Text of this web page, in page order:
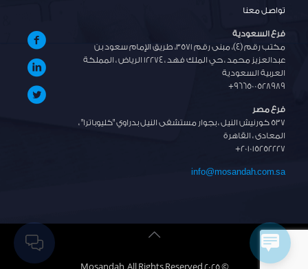
تواصل معنا
فرع السعودية
مكتب رقم (4)، مبنى رقم 3571، طريق الإمام سعود بن
عبدالعزيز محمد ، حي الملك فهد ، 12274 الرياض ، المملكة
العربية السعودية
+966500528989
فرع مصر
537 كورنيش النيل ، بجوار مستشفى النيل بدراوي "كليوباترا" ،
المعادى ، القاهرة
+201015252227
info@mosandah.com.sa
© 2025 Mosandah. All Rights Reserved.